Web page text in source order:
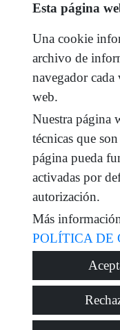
e-mail
He leído y
de privacidad
mensaje
Captcha
Esta página
Una cookie
archivo de
navegador cada
web.
Nuestra página
técnicas que
página pueda
activadas por
autorización.
Más
POLÍTICA DE